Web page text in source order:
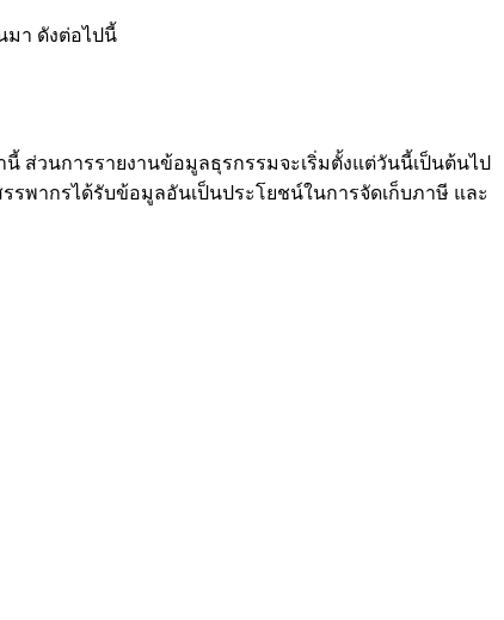
า ดังต่อไปนี้
วนการรายงานข้อมูลธุรกรรมจะเริ่มตั้งแต่วันนี้เป็นต้นไป
พากรได้รับข้อมูลอันเป็นประโยชน์ในการจัดเก็บภาษี และ